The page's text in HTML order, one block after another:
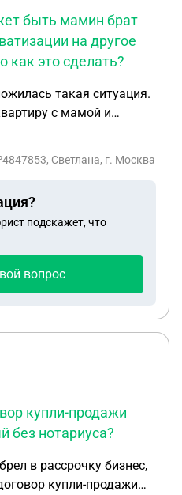
быть мамин брат
на другое
как это сделать?
такая ситуация.
с мамой и
в советское время на
На них 4-х был
моей мамы,
где проживает и
Прописаны
как можно
брата. (Просто нет
брат уже участвовал в
Светлана, г. Москва
подскажет, что
вопрос
купли-продажи
без нотариуса?
в рассрочку бизнес,
купли-продажи